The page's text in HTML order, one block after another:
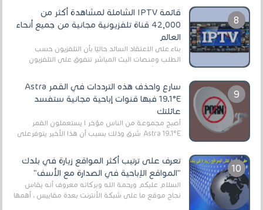
قائمة IPTV الشاملة لمشاهدة أكثر من
42,000 قناة تلفزيونية مجانية من جميع أنحاء
العالم
بناءً على الاعتقاد السائد حاليًا بأن التلفزيون حسب
الطلب ومنصات البث المباشر تتفوق على التلفزيون
سارع واحذف هذه الترددات في القمر Astra
19.1°E فبها قنوات إباحية مجانية ستفسد
عائلتك
أصبح مجموعة من الناس مؤخر ا يستعملون القمر
Astra 19.1°E شرق وذلك بسبب أن هذا الأخير يتوفرعلى
تعرف على ترتيب أكثر المواقع زيارة في بلدك
"المواقع الإباحية في الصدارة مع الأسف"
السلام عليكم ورحمة الله وبركاته معروف أنه يقاس
نجاح موقع ما على شبكة الأنترنت بعدة مقاييس ، أهمها